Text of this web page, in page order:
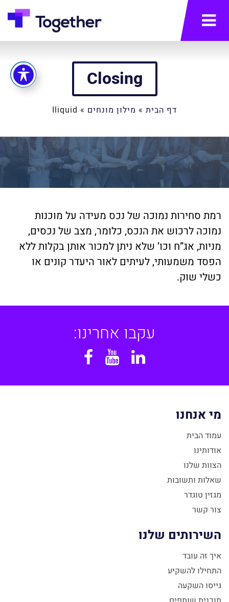
תפריט
Closing
דף הבית » מילון מונחים »
Iliquid
רמת סחירות נמוכה של נכס מעידה על מוכנות
נמוכה לרכוש את הנכס, כלומר, מצב של נכסים,
מניות, אג”ח וכו’ שלא ניתן למכור אותן בקלות ללא
הפסד משמעותי, לעיתים לאור היעדר קונים או
כשלי שוק.
עקבו אחרינו:
Linkedin
YouTube
מי אנחנו
עמוד הבית
אודותינו
הצוות שלנו
שאלות ותשובות
מגזין טוגדר
צור קשר
השירותים שלנו
איך זה עובד
התחילו להשקיע
גייסו השקעה